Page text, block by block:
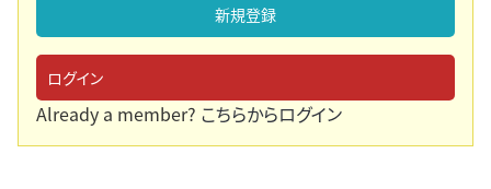
新規登録
ログイン
Already a member? こちらからログイン